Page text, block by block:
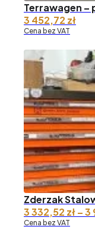
Terrawagen –
3 452,72 zł
Cena bez VAT
Zderzak
3 332,52 zł–3
Cena bez VAT